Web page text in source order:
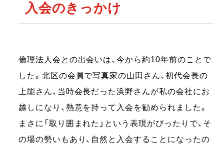
入会のきっかけ
倫理法⼈会との出会いは、今から約10年前のことで
した。北区の会員で写真家の⼭⽥さん、初代会⻑の
上能さん、当時会⻑だった浜野さんが私の会社にお
越しになり、熱意を持って⼊会を勧められました。
まさに「取り囲まれた」という表現がぴったりで、そ
の場の勢いもあり、⾃然と⼊会することになったの